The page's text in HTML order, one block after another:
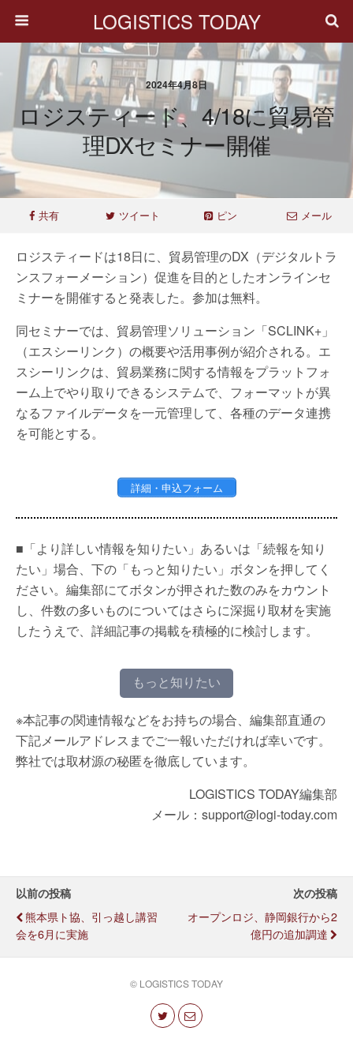
LOGISTICS TODAY
2024年4月8日
ロジスティード、4/18に貿易管
理DXセミナー開催
共有 ツイート ピン メール
ロジスティードは18日に、貿易管理のDX（デジタルトラ
ンスフォーメーション）促進を目的としたオンラインセ
ミナーを開催すると発表した。参加は無料。
同セミナーでは、貿易管理ソリューション「SCLINK+」
（エスシーリンク）の概要や活用事例が紹介される。エ
スシーリンクは、貿易業務に関する情報をプラットフォ
ーム上でやり取りできるシステムで、フォーマットが異
なるファイルデータを一元管理して、各種のデータ連携
を可能とする。
詳細・申込フォーム
■「より詳しい情報を知りたい」あるいは「続報を知り
たい」場合、下の「もっと知りたい」ボタンを押してく
ださい。編集部にてボタンが押された数のみをカウント
し、件数の多いものについてはさらに深掘り取材を実施
したうえで、詳細記事の掲載を積極的に検討します。
もっと知りたい
※本記事の関連情報などをお持ちの場合、編集部直通の
下記メールアドレスまでご一報いただければ幸いです。
弊社では取材源の秘匿を徹底しています。
LOGISTICS TODAY編集部
メール：support@logi-today.com
以前の投稿
熊本県ト協、引っ越し講習
会を6月に実施
次の投稿
オープンロジ、静岡銀行から2
億円の追加調達
© LOGISTICS TODAY